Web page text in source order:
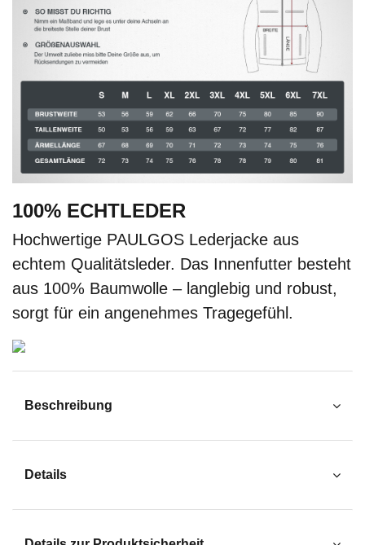
100% ECHTLEDER
Hochwertige PAULGOS Lederjacke aus
echtem Qualitätsleder. Das Innenfutter besteht
aus 100% Baumwolle – langlebig und robust,
sorgt für ein angenehmes Tragegefühl.
Beschreibung
Details